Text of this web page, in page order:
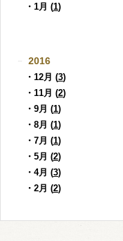
・1月 (1)
2016
・12月 (3)
・11月 (2)
・9月 (1)
・8月 (1)
・7月 (1)
・5月 (2)
・4月 (3)
・2月 (2)